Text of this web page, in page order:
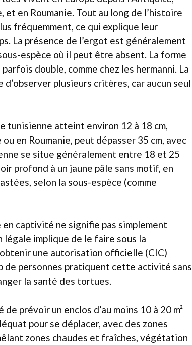
en Roumanie. Tout au long de l’histoire
fréquemment, ce qui explique leur
La présence de l’ergot est généralement
espèce où il peut être absent. La forme
double, comme chez les hermanni. La
plusieurs critères, car aucun seul
tunisienne atteint environ 12 à 18 cm,
en Roumanie, peut dépasser 35 cm, avec
se situe généralement entre 18 et 25
profond à un jaune pâle sans motif, en
selon la sous-espèce (comme
captivité ne signifie pas simplement
implique de le faire sous la
une autorisation officielle (CIC)
de personnes pratiquent cette activité sans
la santé des tortues.
prévoir un enclos d’au moins 10 à 20 m²
pour se déplacer, avec des zones
zones chaudes et fraîches, végétation